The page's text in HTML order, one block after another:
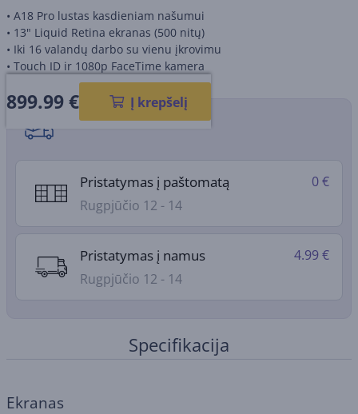
• A18 Pro lustas kasdieniam našumui
• 13" Liquid Retina ekranas (500 nitų)
• Iki 16 valandų darbo su vienu įkrovimu
• Touch ID ir 1080p FaceTime kamera
899.99€ Į krepšelį
Pristatymo būdai
Pristatymas į paštomatą
Rugpjūčio 12 - 14
0 €
Pristatymas į namus
Rugpjūčio 12 - 14
4.99 €
Specifikacija
Ekranas